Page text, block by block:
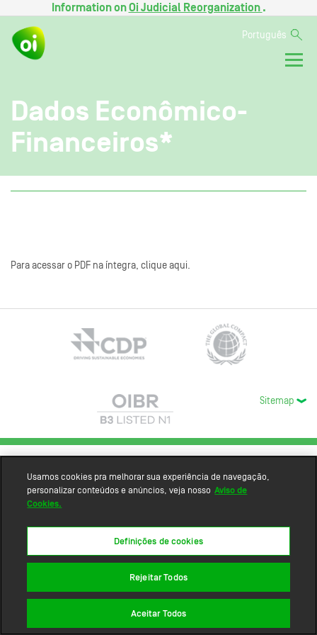
Information onOi Judicial Reorganization .
Português
Dados Econômico-
Financeiros*
Para acessar o PDF na íntegra, clique aqui.
Sitemap
Usamos cookies pra melhorar sua experiência de navegação,
personalizar conteúdos e anúncios, veja nosso Aviso de
Cookies.
Definições de cookies
Rejeitar Todos
Aceitar Todos